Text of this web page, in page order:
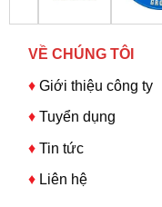
VỀ CHÚNG TÔI
♦ Giới thiệu công ty
♦Tuyển dụng
♦ Tin tức
♦ Liên hệ